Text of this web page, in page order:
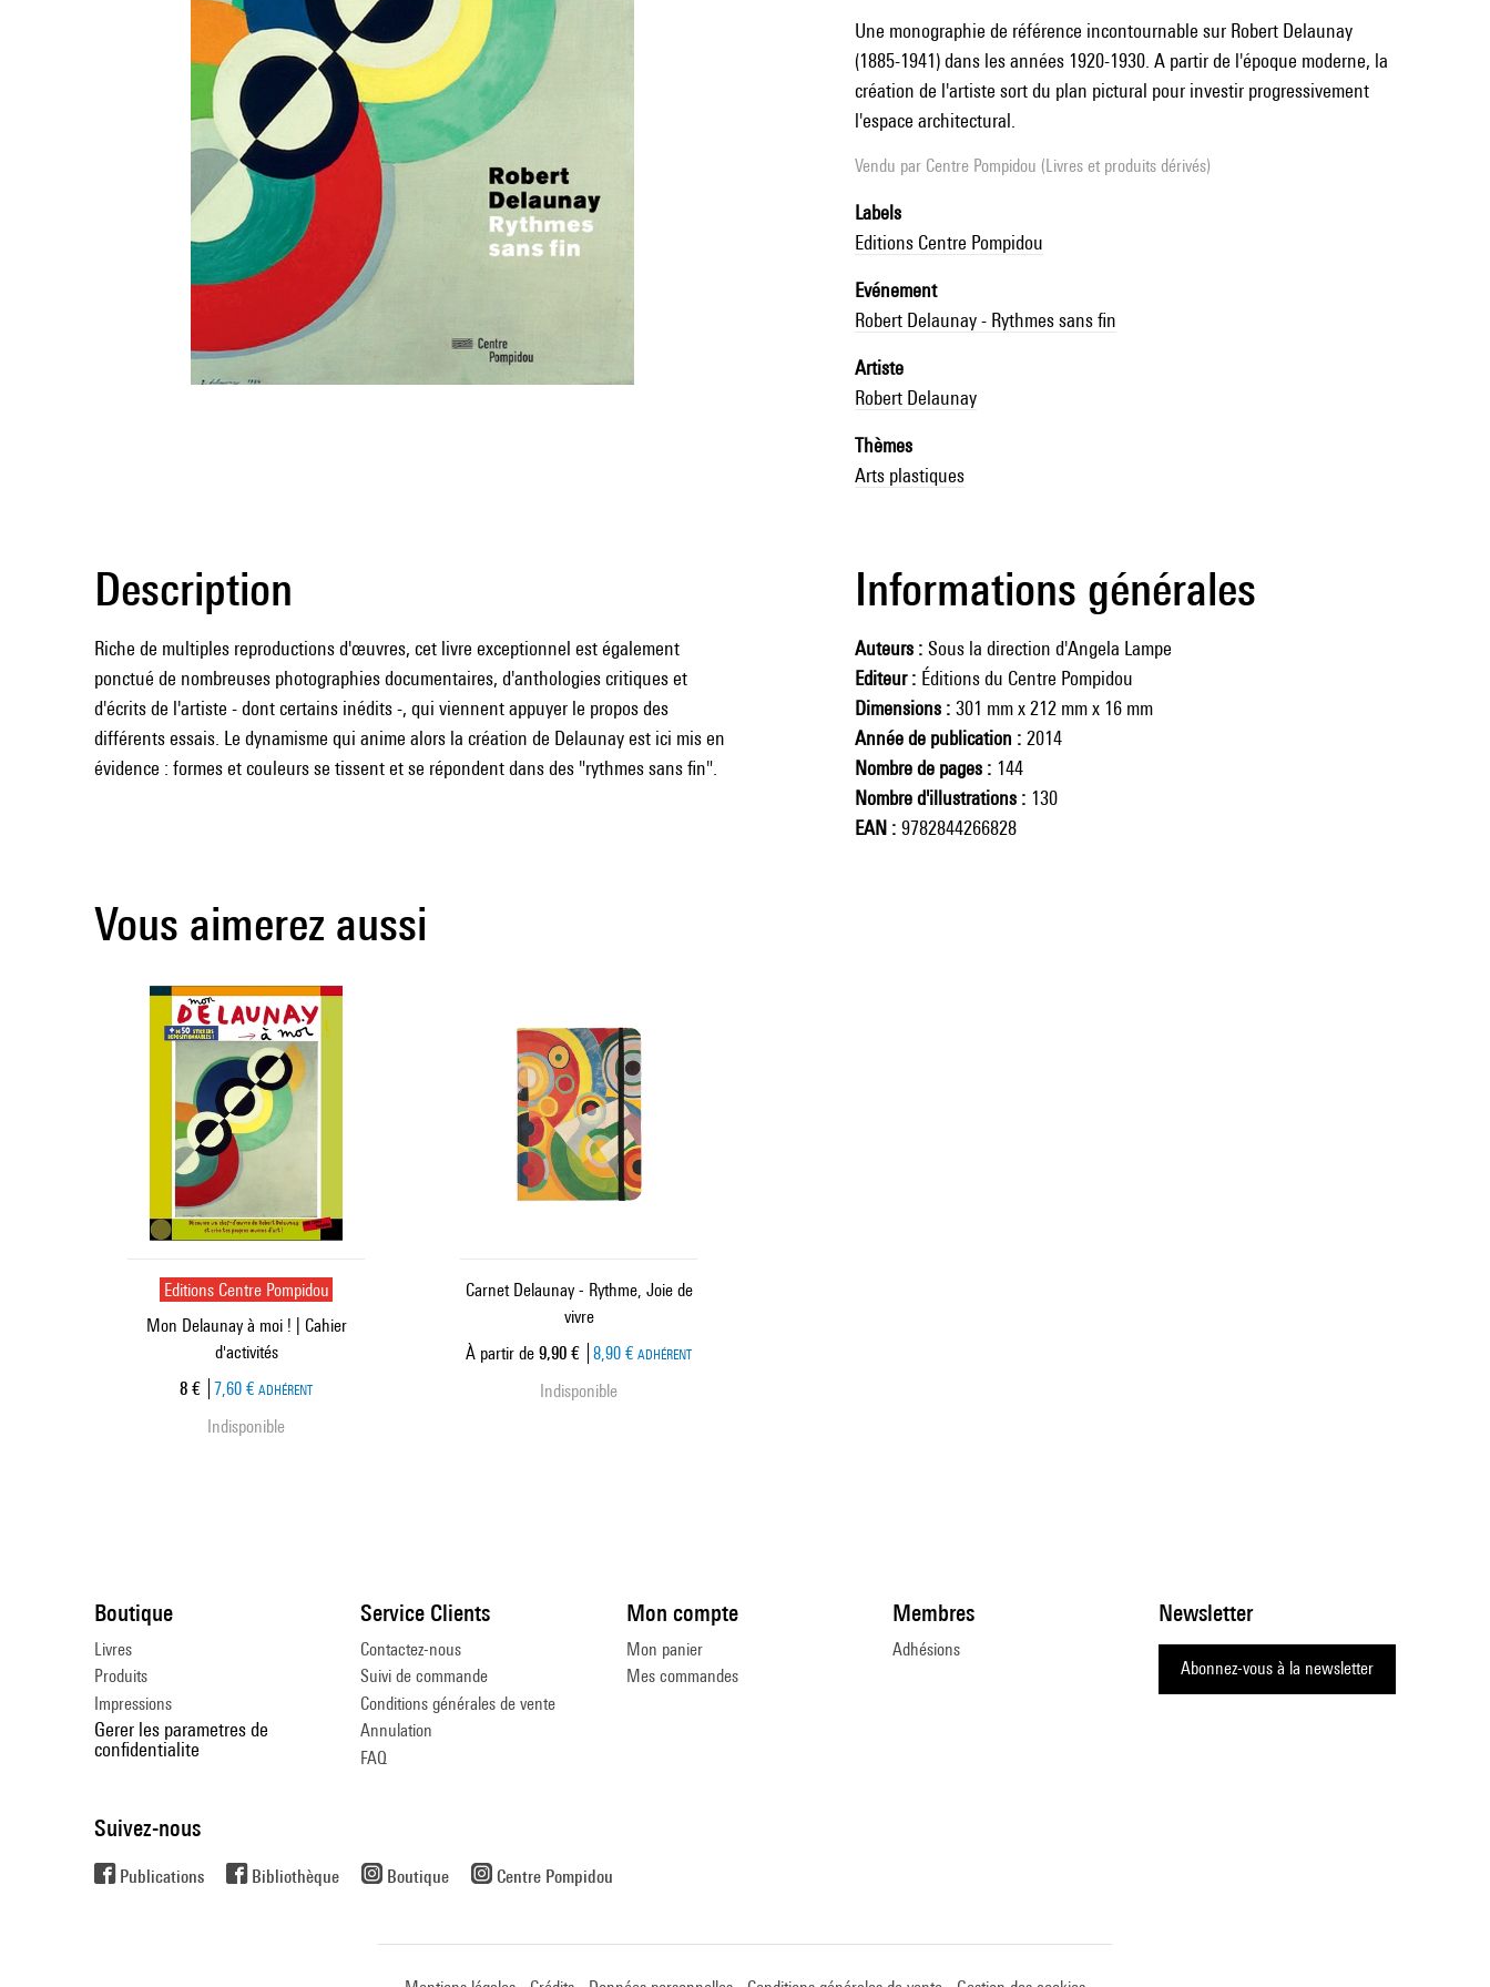
Une monographie de référence incontournable sur Robert Delaunay
(1885-1941) dans les années 1920-1930. A partir de l'époque moderne, la
création de l'artiste sort du plan pictural pour investir progressivement
l'espace architectural.
Vendu par Centre Pompidou (Livres et produits dérivés)
Labels
Editions Centre Pompidou
Evénement
Robert Delaunay - Rythmes sans fin
Artiste
Robert Delaunay
Thèmes
Arts plastiques
Description
Riche de multiples reproductions d'œuvres, cet livre exceptionnel est également
ponctué de nombreuses photographies documentaires, d'anthologies critiques et
d'écrits de l'artiste - dont certains inédits -, qui viennent appuyer le propos des
différents essais. Le dynamisme qui anime alors la création de Delaunay est ici mis en
évidence : formes et couleurs se tissent et se répondent dans des "rythmes sans fin".
Informations générales
Auteurs
Sous la direction d'Angela Lampe
Editeur
Éditions du Centre Pompidou
Dimensions
301 mm x 212 mm x 16 mm
Année de publication
2014
Nombre de pages
144
Nombre d'illustrations
130
EAN
9782844266828
Vous aimerez aussi
Editions Centre Pompidou
Mon Delaunay à moi ! | Cahier
d'activités
Prix ​​actuel
8 € 7,60 € ADHÉRENT
Indisponible
Carnet Delaunay - Rythme, Joie de
vivre
À partir de Prix ​​actuel
9,90 € 8,90 € ADHÉRENT
Indisponible
Boutique
Livres
Produits
Impressions
Gerer les parametres de
confidentialite
Newsletter
Abonnez-vous à la newsletter
Service Clients
Contactez-nous
Suivi de commande
Conditions générales de vente
Annulation
FAQ
Mon compte
Mon panier
Mes commandes
Membres
Adhésions
Suivez-nous
Publications Bibliothèque Boutique Centre Pompidou